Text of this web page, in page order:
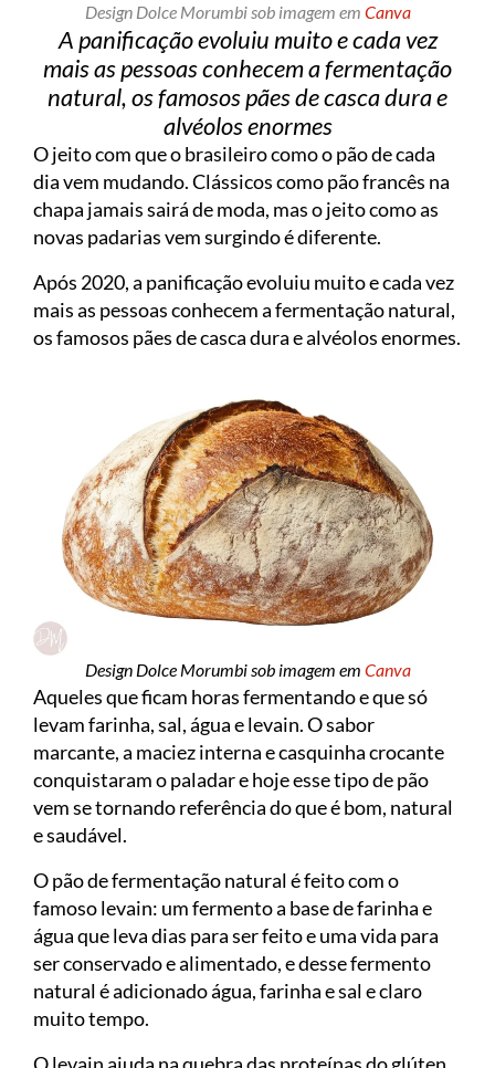
Design Dolce Morumbi sob imagem em Canva
A panificação evoluiu muito e cada vez
mais as pessoas conhecem a fermentação
natural, os famosos pães de casca dura e
alvéolos enormes
O jeito com que o brasileiro como o pão de cada
dia vem mudando. Clássicos como pão francês na
chapa jamais sairá de moda, mas o jeito como as
novas padarias vem surgindo é diferente.
Após 2020, a panificação evoluiu muito e cada vez
mais as pessoas conhecem a fermentação natural,
os famosos pães de casca dura e alvéolos enormes.
Design Dolce Morumbi sob imagem em Canva
Aqueles que ficam horas fermentando e que só
levam farinha, sal, água e levain. O sabor
marcante, a maciez interna e casquinha crocante
conquistaram o paladar e hoje esse tipo de pão
vem se tornando referência do que é bom, natural
e saudável.
O pão de fermentação natural é feito com o
famoso levain: um fermento a base de farinha e
água que leva dias para ser feito e uma vida para
ser conservado e alimentado, e desse fermento
natural é adicionado água, farinha e sal e claro
muito tempo.